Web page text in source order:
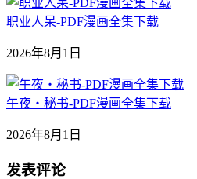
职业人呆-PDF漫画全集下载
2026年8月1日
午夜‧秘书-PDF漫画全集下载
2026年8月1日
发表评论